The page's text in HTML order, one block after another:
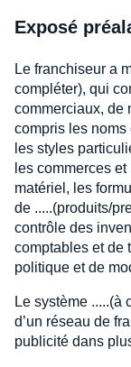
Exposé
Le franchiseur a
compléter), qui
commerciaux, de
compris les noms
les styles
les commerces
matériel, les
de .....(produits/
contrôle des
comptables et de
politique et de
Le système .....(à
d’un réseau de
publicité dans